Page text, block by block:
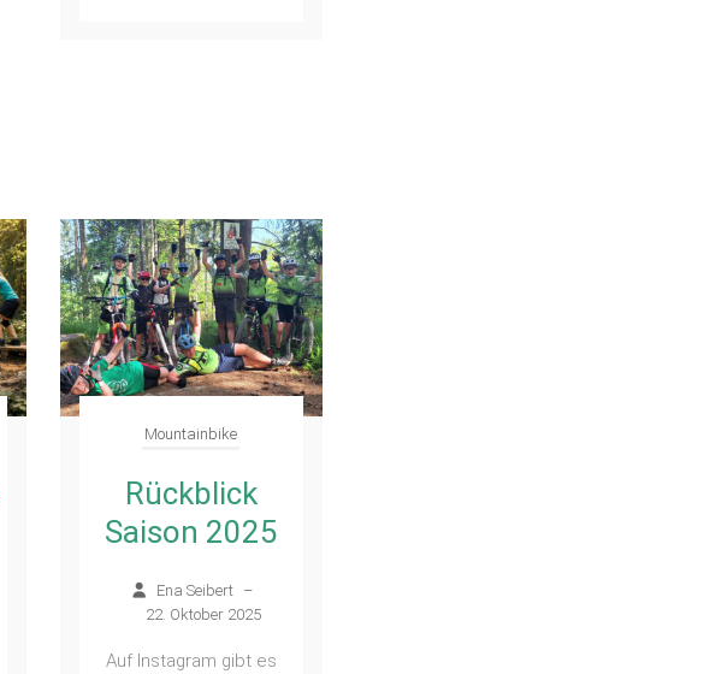
Mountainbike
Rückblick
Saison 2025
Ena Seibert
–
22. Oktober 2025
Auf Instagram gibt es